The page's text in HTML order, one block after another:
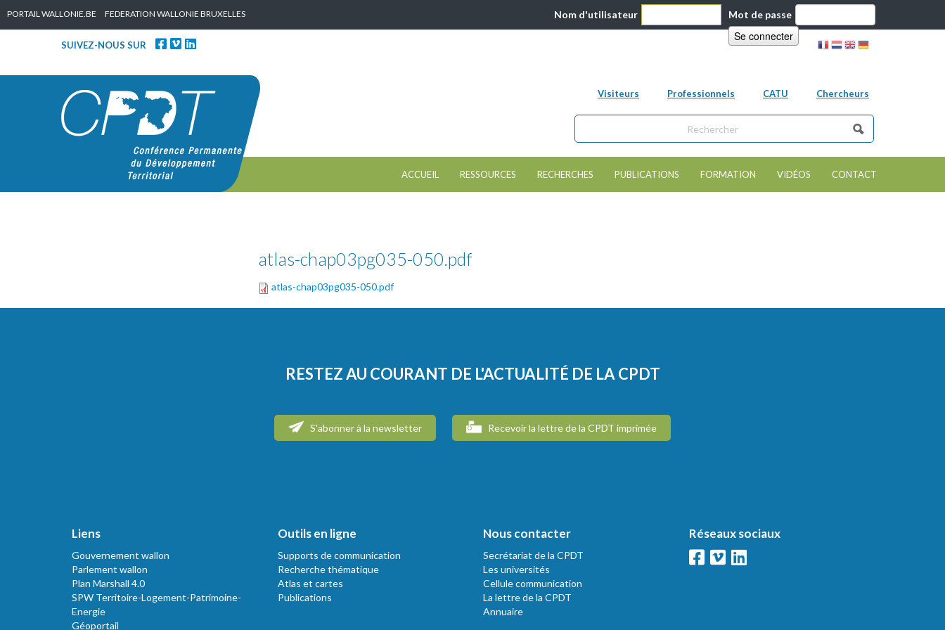
PORTAIL WALLONIE.BE FEDERATION WALLONIE BRUXELLES Nom d'utilisateur Mot de passe
SUIVEZ-NOUS SUR
Visiteurs Professionnels CATU Chercheurs
Formulaire de recherche
Chercher dans ce site
ACCUEIL RESSOURCES RECHERCHES PUBLICATIONS FORMATION VIDÉOS CONTACT
atlas-chap03pg035-050.pdf
atlas-chap03pg035-050.pdf
RESTEZ AU COURANT DE L'ACTUALITÉ DE LA CPDT
S'abonner à la newsletter Recevoir la lettre de la CPDT imprimée
Liens
Gouvernement wallon
Parlement wallon
Plan Marshall 4.0
SPW Territoire-Logement-Patrimoine-
Energie
Géoportail
Outils en ligne
Supports de communication
Recherche thématique
Atlas et cartes
Publications
Nous contacter
Secrétariat de la CPDT
Les universités
Cellule communication
La lettre de la CPDT
Annuaire
Réseaux sociaux